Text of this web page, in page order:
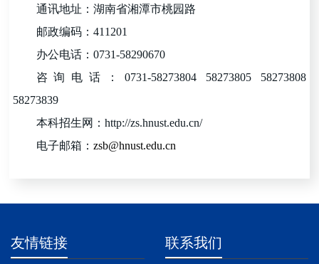
通讯地址：湖南省湘潭市桃园路
邮政编码：411201
办公电话：0731-58290670
咨询电话：0731-58273804
58273805
58273808
58273839
本科招生网：http://zs.hnust.edu.cn/
电子邮箱： zsb@hnust.edu.cn
友情链接 联系我们